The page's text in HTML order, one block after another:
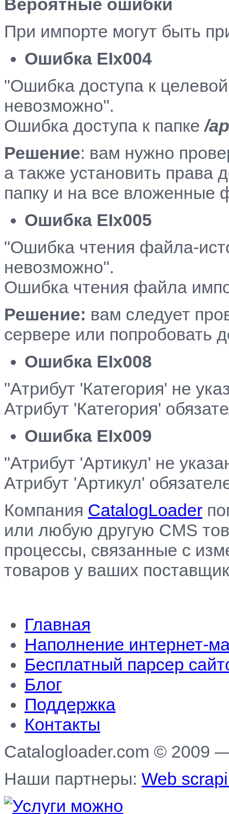
Вероятные ошибки
При импорте могут быть
Ошибка EIx004
"Ошибка доступа к
невозможно".
Ошибка доступа к папке/
Решение: вам нужно
а также установить права
папку и на все вложенные
Ошибка EIx005
"Ошибка чтения файла-
невозможно".
Ошибка чтения файла
Решение: вам следует
сервере или попробовать
Ошибка EIx008
"Атрибут 'Категория' не
Атрибут 'Категория'
Ошибка EIx009
"Атрибут 'Артикул' не
Атрибут 'Артикул'
Компания CatalogLoader
или любую другую CMS
процессы, связанные с
товаров у ваших
Главная
Наполнение интернет-
Бесплатный парсер
Блог
Поддержка
Контакты
Catalogloader.com © 2009
Наши партнеры: Web